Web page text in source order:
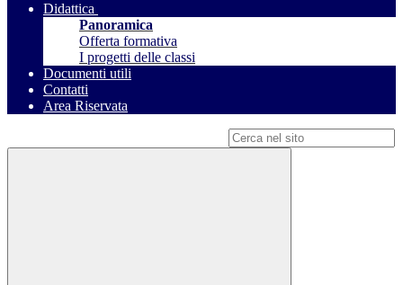
Didattica
Panoramica
Offerta formativa
I progetti delle classi
Documenti utili
Contatti
Area Riservata